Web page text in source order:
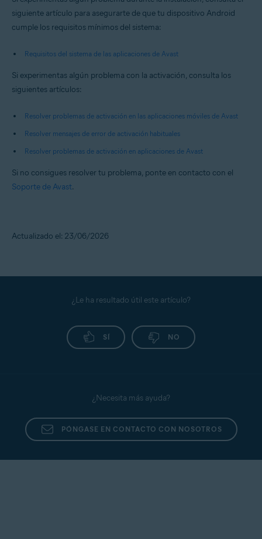
siguiente artículo para asegurarte de que tu dispositivo Android
cumple los requisitos mínimos del sistema:
Requisitos del sistema de las aplicaciones de Avast
Si experimentas algún problema con la activación, consulta los
siguientes artículos:
Resolver problemas de activación en las aplicaciones móviles de Avast
Resolver mensajes de error de activación habituales
Resolver problemas de activación en aplicaciones de Avast
Si no consigues resolver tu problema, ponte en contacto con el
Soporte de Avast.
Actualizado el: 23/06/2026
¿Le ha resultado útil este artículo?
SÍ NO
¿Necesita más ayuda?
PÓNGASE EN CONTACTO CON NOSOTROS